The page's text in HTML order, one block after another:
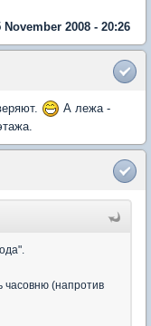
2008 - 20:26
А лежа -
часовню (напротив